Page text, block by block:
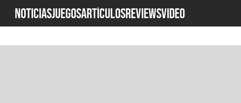
NOTICIASJUEGOSARTÍCULOSREVIEWSVideo